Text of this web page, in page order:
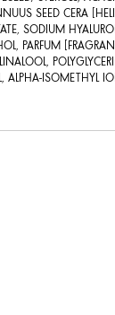
SEED CERA
SODIUM
PARFUM
ALPHA-ISOMETHYL